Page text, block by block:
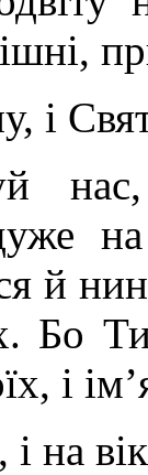
і
й
Бо
і
і на